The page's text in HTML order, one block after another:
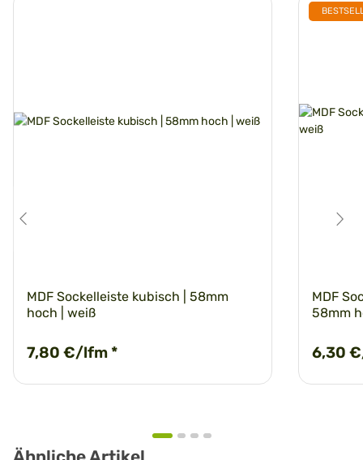
MDF Sockelleiste kubisch | 58mm
hoch | weiß
7,80 €/lfm *
MDF
58mm
6,30